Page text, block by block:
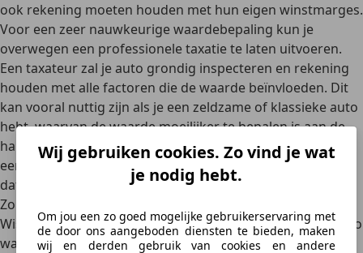
Wij gebruiken cookies. Zo vind je wat
je nodig hebt.
Om jou een zo goed mogelijke gebruikerservaring met
de door ons aangeboden diensten te bieden, maken
wij en derden gebruik van cookies en andere
ook rekening moeten houden met hun eigen winstmarges.
Voor een zeer nauwkeurige waardebepaling kun je
overwegen een professionele taxatiete laten uitvoeren.
Een taxateur zal je auto grondig inspecteren en rekening
houden met alle factoren die de waarde beïnvloeden. Dit
kan vooral nuttig zijn als je een zeldzame of klassieke auto
hebt, waarvan de waarde moeilijker te bepalen is aan de
hand van standaardmethoden. Houd er rekening mee dat
een professionele taxatie geld kost. Een goedkope auto is
dat bedrag vaak niet waard.
Zo verhoog je de waarde van je auto: handige tips!
Wist je dat je ook zelf enige invloed hebt op hoeveel je auto
waard is? Goed onderhoud en een schoonmaakbeurt